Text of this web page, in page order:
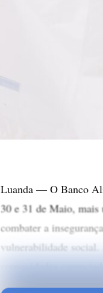
Luanda — O Banco
30 e 31 de Maio, mais
combater a
vulnerabilidade